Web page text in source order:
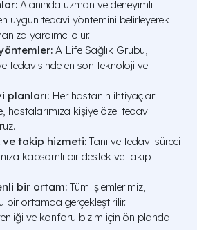
Alanında uzman ve deneyimli
uygun tedavi yöntemini belirleyerek
yardımcı olur.
A Life Sağlık Grubu,
tedavisinde en son teknoloji ve
planları: Her hastanın ihtiyaçları
hastalarımıza kişiye özel tedavi
ve takip hizmeti: Tanı ve tedavi süreci
kapsamlı bir destek ve takip
bir ortam: Tüm işlemlerimiz,
bir ortamda gerçekleştirilir.
ve konforu bizim için ön planda.